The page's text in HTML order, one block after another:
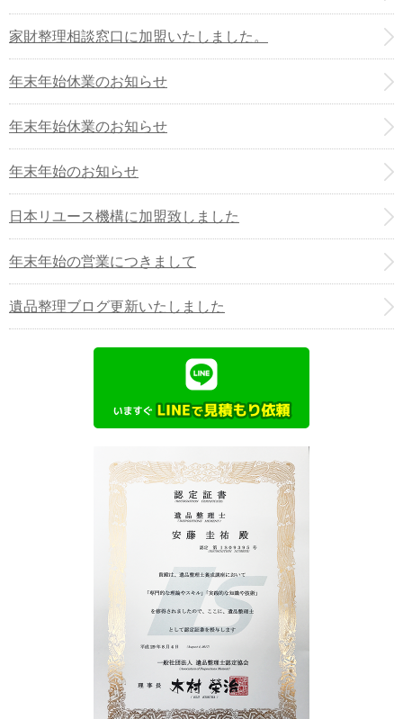
家財整理相談窓口に加盟いたしました。
年末年始休業のお知らせ
年末年始休業のお知らせ
年末年始のお知らせ
日本リユース機構に加盟致しました
年末年始の営業につきまして
遺品整理ブログ更新いたしました